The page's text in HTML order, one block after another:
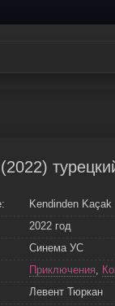
Kendinden Kaçak
2022 год
Синема УС
Приключения
Левент Тюркан